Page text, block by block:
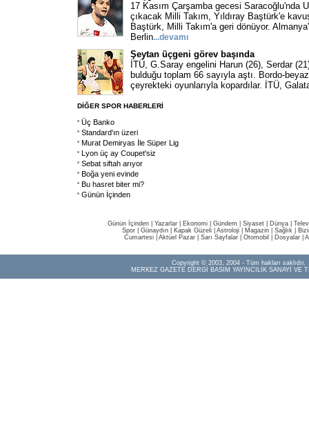
17 Kasım Çarşamba gecesi Saracoğlu'nda
çıkacak Milli Takım, Yıldıray Baştürk'e
Baştürk, Milli Takım'a geri dönüyor.
Berlin...devamı
Şeytan üçgeni görev başında
İTÜ, G.Saray engelini Harun (26), Serdar
bulduğu toplam 66 sayıyla aştı. Bordo-
çeyrekteki oyunlarıyla kopardılar. İTÜ,
DİĞER SPOR HABERLERİ
Üç Banko
Standard'ın üzeri
Murat Demiryas İle Süper Lig
Lyon üç ay Coupet'siz
Sebat siftah arıyor
Boğa yeni evinde
Bu hasret biter mi?
Günün İçinden
Günün İçinden Yazarlar Ekonomi Gündem Siyaset Dünya |
Spor
Günaydın Kapak Güzeli Astroloji Magazin Sağlık
Cumartesi| Aktüel Pazar| Sarı Sayfalar| Otomobil Dosyalar|
Copyright © 2003, 2004 - Tüm hakları saklıdır.
MERKEZ GAZETE DERGİ BASIM YAYINCILIK SANAYİ VE